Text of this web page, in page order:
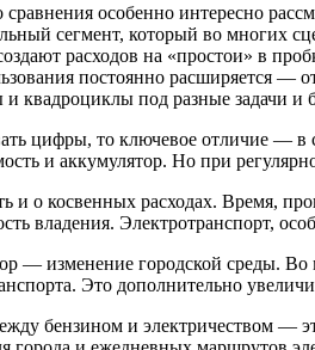
сравнения особенно интересно
сегмент, который во многих
расходов на «простои» в
постоянно расширяется —
и квадроциклы под разные задачи и
цифры, то ключевое отличие — в
и аккумулятор. Но при
и о косвенных расходах. Время,
владения. Электротранспорт,
— изменение городской среды. Во
Это дополнительно
бензином и электричеством —